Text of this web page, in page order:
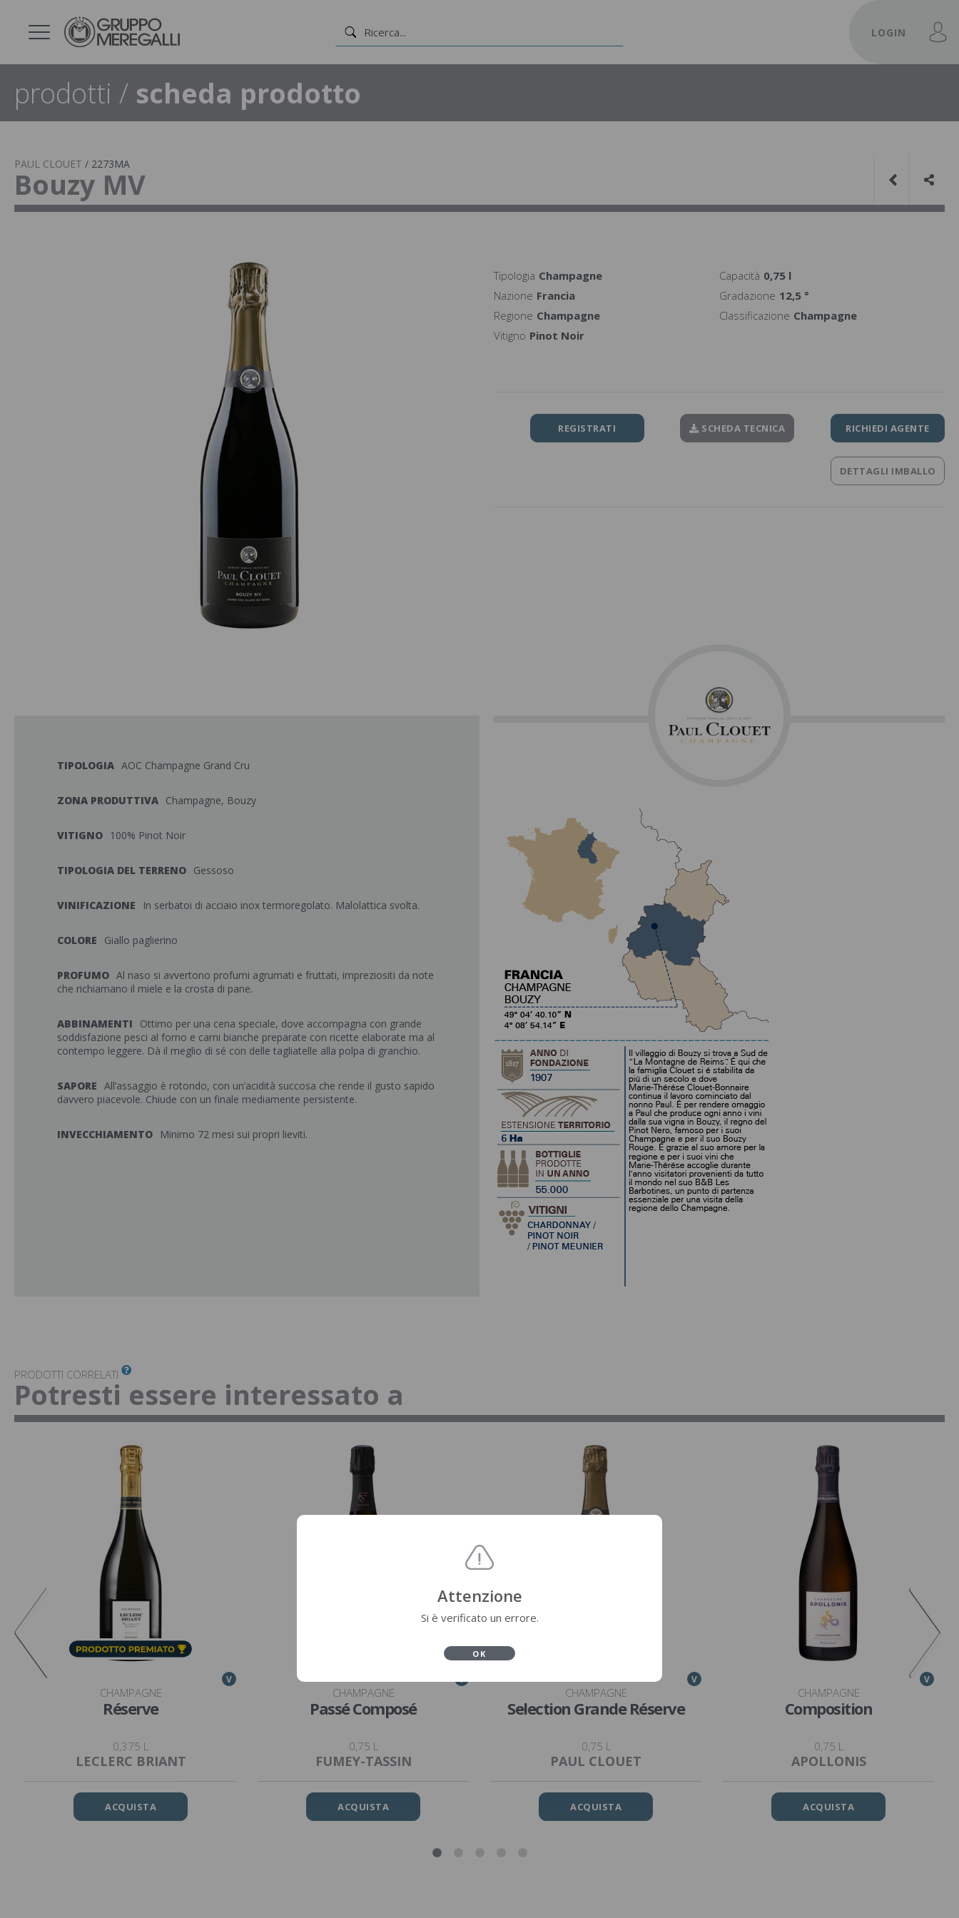
LOGIN
prodotti / scheda prodotto
PAUL CLOUET / 2273MA
Bouzy MV
Tipologia Champagne Capacità 0,75 l
Nazione Francia Gradazione 12,5 °
Regione Champagne Classificazione Champagne
Vitigno Pinot Noir
REGISTRATI SCHEDA TECNICA RICHIEDI AGENTE
DETTAGLI IMBALLO
TIPOLOGIA AOC Champagne Grand Cru
ZONA PRODUTTIVA Champagne, Bouzy
VITIGNO 100% Pinot Noir
TIPOLOGIA DEL TERRENO Gessoso
VINIFICAZIONE In serbatoi di acciaio inox termoregolato. Malolattica svolta.
COLORE Giallo paglierino
PROFUMO Al naso si avvertono profumi agrumati e fruttati, impreziositi da note
che richiamano il miele e la crosta di pane.
ABBINAMENTI
Ottimo per una cena speciale, dove accompagna con grande
soddisfazione pesci al forno e carni bianche preparate con ricette elaborate ma al
contempo leggere. Dà il meglio di sé con delle tagliatelle alla polpa di granchio.
SAPORE All’assaggio è rotondo, con un’acidità succosa che rende il gusto sapido
davvero piacevole. Chiude con un finale mediamente persistente.
INVECCHIAMENTO Minimo 72 mesi sui propri lieviti.
PRODOTTI CORRELATI
Potresti essere interessato a
V
CHAMPAGNE
Réserve
0,375 L
LECLERC BRIANT
ACQUISTA
V
CHAMPAGNE
Passé Composé
0,75 L
FUMEY-TASSIN
ACQUISTA
V
CHAMPAGNE
Selection Grande Réserve
0,75 L
PAUL CLOUET
ACQUISTA
V
CHAMPAGNE
Composition
0,75 L
APOLLONIS
ACQUISTA
Attenzione
Si è verificato un errore.
OK